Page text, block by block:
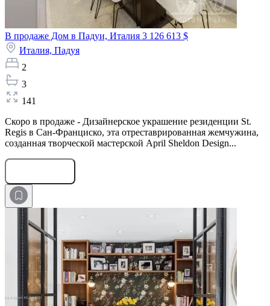
В продаже Дом в Падуи, Италия 3 126 613 $
Италия, Падуя
2
3
141
Скоро в продаже - Дизайнерское украшение резиденции St.
Regis в Сан-Франциско, эта отреставрированная жемчужина,
созданная творческой мастерской April Sheldon Design...